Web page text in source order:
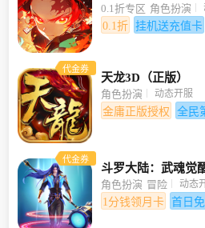
0.1折专区 角色扮演
0.1折 挂机送充值卡
代金券
天龙3D（正版）
角色扮演 动态开服
金庸正版授权 全民
代金券
斗罗大陆：武魂觉
角色扮演 冒险 动态
1分钱领月卡 首日